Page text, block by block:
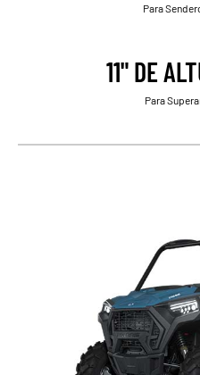
Para
11" DE
Para